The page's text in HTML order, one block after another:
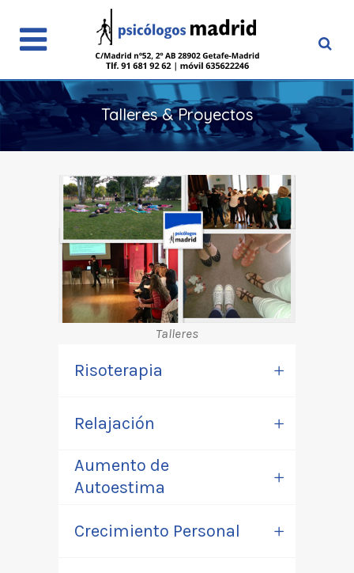
Talleres & Proyectos
Talleres
Risoterapia
Relajación
Aumento de
Autoestima
Crecimiento Personal